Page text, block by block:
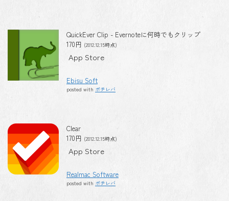
QuickEver Clip - Evernoteに何時でもクリップ
170円 (2012.12.15時点)
App Store
Ebisu Soft
posted with ポチレバ
Clear
170円 (2012.12.15時点)
App Store
Realmac Software
posted with ポチレバ